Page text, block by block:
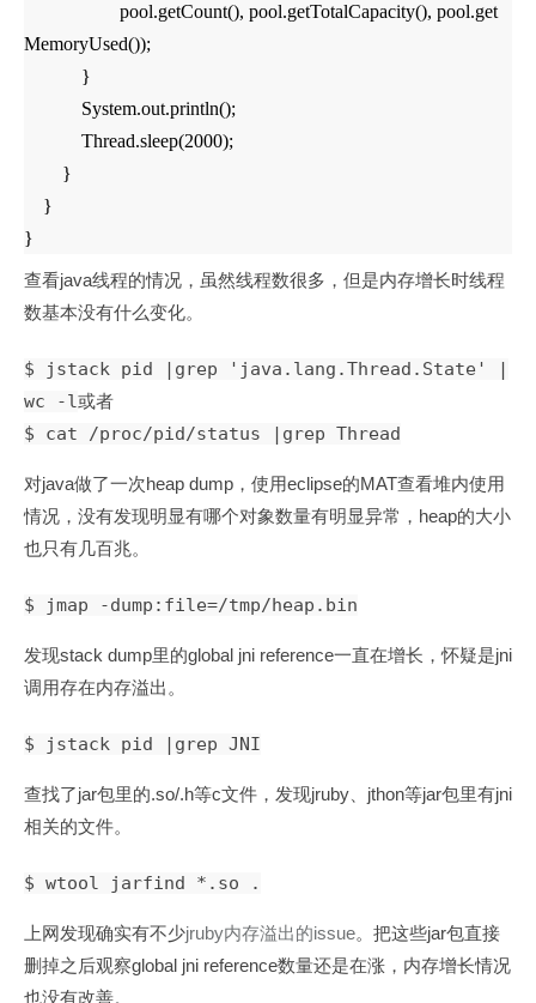
pool.getCount(), pool.getTotalCapacity(), pool.get
MemoryUsed());
}
System.out.println();
Thread.sleep(2000);
}
}
}
查看java线程的情况，虽然线程数很多，但是内存增长时线程
数基本没有什么变化。
$ jstack pid |grep 'java.lang.Thread.State' |
wc -l或者
$ cat /proc/pid/status |grep Thread
对java做了一次heap dump ，使用eclipse的MAT查看堆内使用
情况，没有发现明显有哪个对象数量有明显异常， heap的大小
也只有几百兆。
$ jmap -dump:file=/tmp/heap.bin
发现stack dump里的global jni reference一直在增长，怀疑是jni
调用存在内存溢出。
$ jstack pid |grep JNI
查找了jar包里的.so/.h等c文件，发现jruby jthon等jar包里有jni
相关的文件。
$ wtool jarfind *.so .
上网发现确实有不少jruby内存溢出的issue。把这些jar包直接
删掉之后观察global jni reference数量还是在涨，内存增长情况
也没有改善。